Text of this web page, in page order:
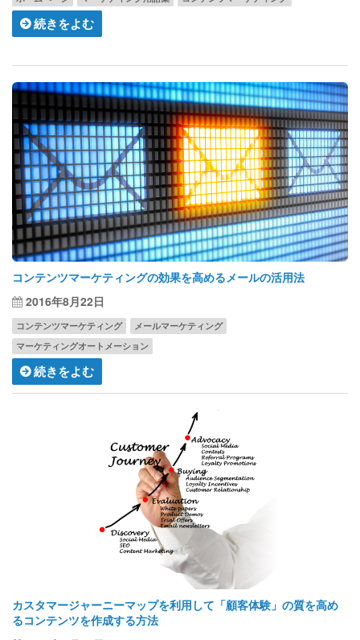
続きをよむ
コンテンツマーケティングの効果を高めるメールの活用法
2016年8月22日
コンテンツマーケティング
メールマーケティング
マーケティングオートメーション
続きをよむ
カスタマージャーニーマップを利用して「顧客体験」の質を高め
るコンテンツを作成する方法